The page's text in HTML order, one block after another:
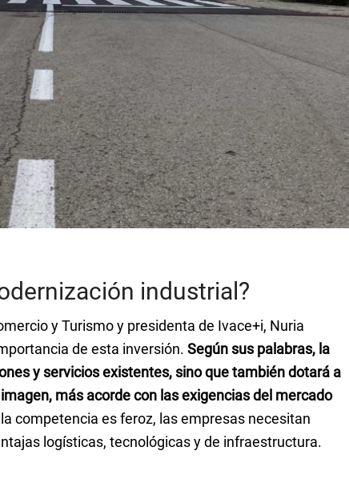
industrial?
y Turismo y presidenta de Ivace+i, Nuria
de esta inversión. Según sus palabras, la
y servicios existentes, sino que también dotará a
más acorde con las exigencias del mercado
competencia es feroz, las empresas necesitan
logísticas, tecnológicas y de infraestructura.